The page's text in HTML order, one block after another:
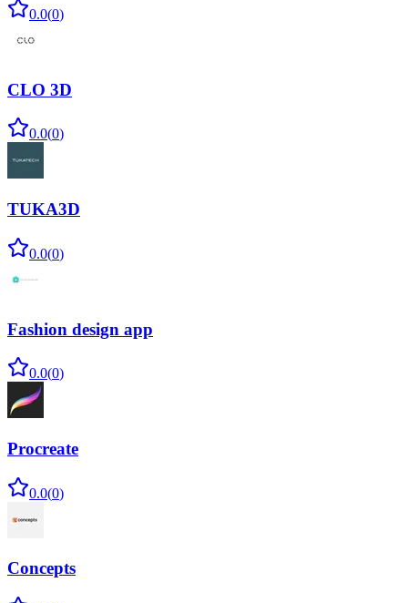
0.0(0)
CLO 3D
0.0(0)
TUKA3D
0.0(0)
Fashion design app
0.0(0)
Procreate
0.0(0)
Concepts